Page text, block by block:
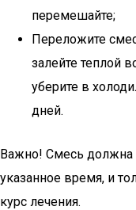
перемешайте;
Переложите
залейте теплой
уберите в
дней.
Важно! Смесь должна
указанное время, и
курс лечения.